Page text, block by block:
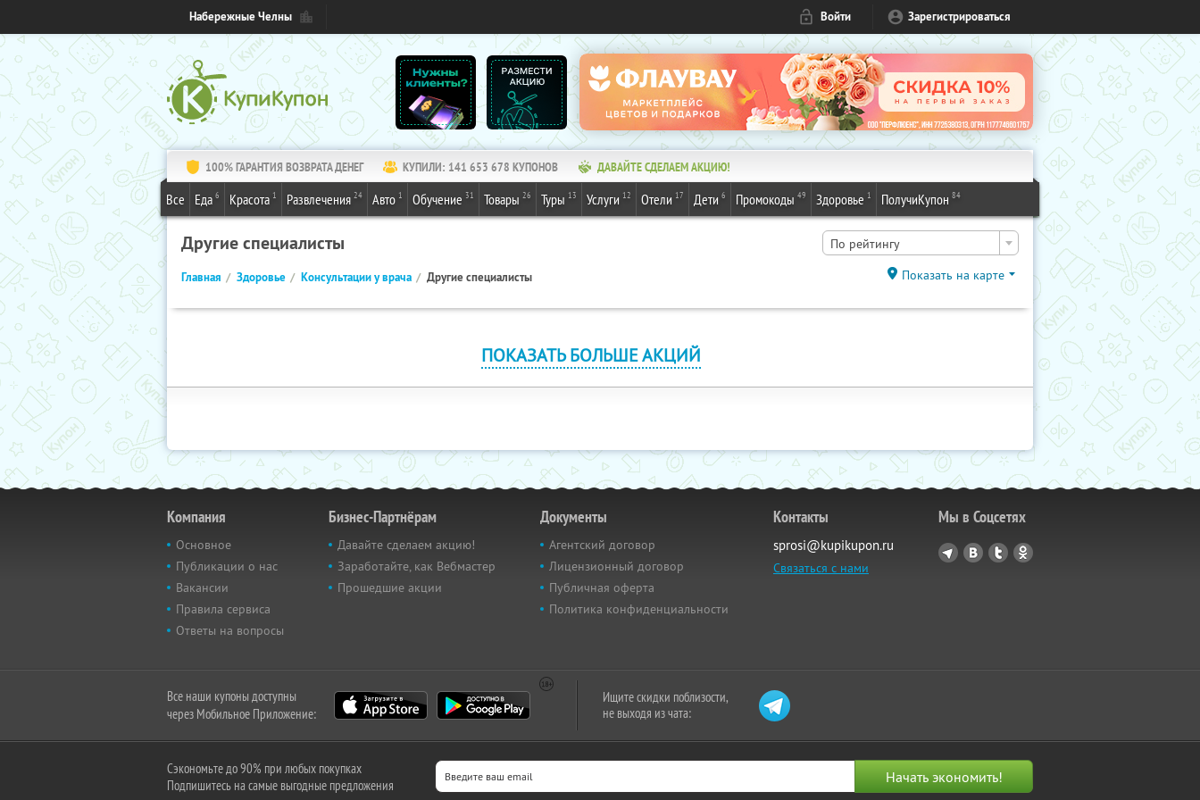
Набережные Челны Войти Зарегистрироваться
100% ГАРАНТИЯ ВОЗВРАТА ДЕНЕГ КУПИЛИ: 141 653 678 КУПОНОВ ДАВАЙТЕ СДЕЛАЕМ АКЦИЮ!
Все Еда 6 Красота 1 Развлечения 24 Авто 1 Обучение 31 Товары 26 Туры 13 Услуги 12 Отели 17 Дети 6 Промокоды 49 Здоровье 1 ПолучиКупон 84
Другие специалисты По рейтингу
Главная Здоровье Консультации у врача Другие специалисты Показать на карте
ПОКАЗАТЬ БОЛЬШЕ АКЦИЙ
Компания
Основное
Публикации о нас
Вакансии
Правила сервиса
Ответы на вопросы
Бизнес-Партнёрам
Давайте сделаем акцию!
Заработайте, как Вебмастер
Прошедшие акции
Документы
Агентский договор
Лицензионный договор
Публичная оферта
Политика конфиденциальности
Контакты
sprosi@kupikupon.ru
Связаться с нами
Мы в Соцсетях
Все наши купоны доступны
через Мобильное Приложение:
Ищите скидки поблизости,
не выходя из чата:
Сэкономьте до 90% при любых покупках
Подпишитесь на самые выгодные предложения